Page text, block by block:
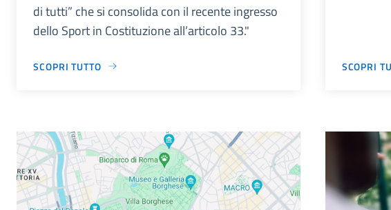
di tutti” che si consolida con il recente ingresso
dello Sport in Costituzione all’articolo 33."
SCOPRI TUTTO SCOPRI